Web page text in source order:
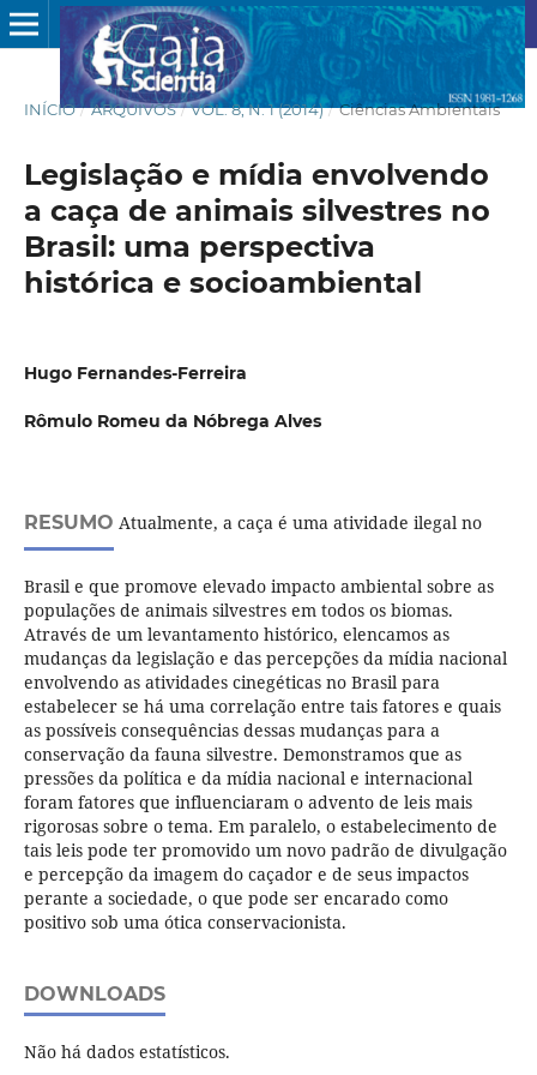
INÍCIO / ARQUIVOS / VOL. 8, N. 1 (2014) / Ciências Ambientais
Legislação e mídia envolvendo
a caça de animais silvestres no
Brasil: uma perspectiva
histórica e socioambiental
Hugo Fernandes-Ferreira
Rômulo Romeu da Nóbrega Alves
RESUMO Atualmente, a caça é uma atividade ilegal no
Brasil e que promove elevado impacto ambiental sobre as
populações de animais silvestres em todos os biomas.
Através de um levantamento histórico, elencamos as
mudanças da legislação e das percepções da mídia nacional
envolvendo as atividades cinegéticas no Brasil para
estabelecer se há uma correlação entre tais fatores e quais
as possíveis consequências dessas mudanças para a
conservação da fauna silvestre. Demonstramos que as
pressões da política e da mídia nacional e internacional
foram fatores que influenciaram o advento de leis mais
rigorosas sobre o tema. Em paralelo, o estabelecimento de
tais leis pode ter promovido um novo padrão de divulgação
e percepção da imagem do caçador e de seus impactos
perante a sociedade, o que pode ser encarado como
positivo sob uma ótica conservacionista.
DOWNLOADS
Não há dados estatísticos.